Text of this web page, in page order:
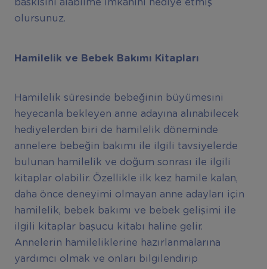
baskısını alabilme imkanını hediye etmiş
olursunuz.
Hamilelik ve Bebek Bakımı Kitapları
Hamilelik süresinde bebeğinin büyümesini
heyecanla bekleyen anne adayına alınabilecek
hediyelerden biri de hamilelik döneminde
annelere bebeğin bakımı ile ilgili tavsiyelerde
bulunan hamilelik ve doğum sonrası ile ilgili
kitaplar olabilir. Özellikle ilk kez hamile kalan,
daha önce deneyimi olmayan anne adayları için
hamilelik, bebek bakımı ve bebek gelişimi ile
ilgili kitaplar başucu kitabı haline gelir.
Annelerin hamileliklerine hazırlanmalarına
yardımcı olmak ve onları bilgilendirip